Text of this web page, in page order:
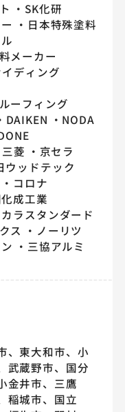
SK化研
日本特殊塗料
メーカー
ディング
ーフィング
DAIKEN
NODA
三菱
京セラ
ウッドテック
コロナ
成工業
ラスタンダード
ス
ノーリツ
三協アルミ
、東大和市、小
武蔵野市、国分
金井市、三鷹
稲城市、国立